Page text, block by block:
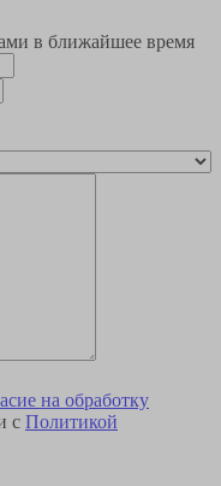
в ближайшее время
на обработку
с Политикой